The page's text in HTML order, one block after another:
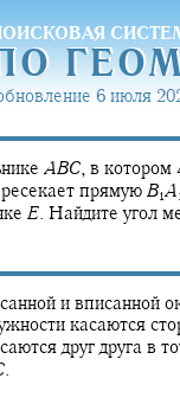
6 июля
ABC, в котором
прямую B1A
E. Найдите угол
и вписанной
касаются
друг друга в
.